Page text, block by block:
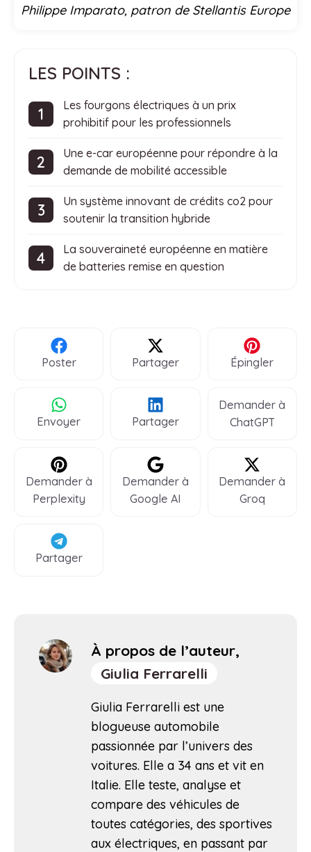
Philippe Imparato, patron de Stellantis Europe
LES POINTS :
Les fourgons électriques à un prix
prohibitif pour les professionnels
Une e-car européenne pour répondre à la
demande de mobilité accessible
Un système innovant de crédits co2 pour
soutenir la transition hybride
La souveraineté européenne en matière
de batteries remise en question
Poster Partager Épingler
Envoyer Partager
Demander à
ChatGPT
Demander à
Perplexity
Demander à
Google AI
Demander à
Groq
Partager
À propos de l’auteur,
Giulia Ferrarelli
Giulia Ferrarelli est une
blogueuse automobile
passionnée par l’univers des
voitures. Elle a 34 ans et vit en
Italie. Elle teste, analyse et
compare des véhicules de
toutes catégories, des sportives
aux électriques, en passant par